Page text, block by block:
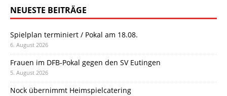
NEUESTE BEITRÄGE
Spielplan terminiert / Pokal am 18.08.
6. August 2026
Frauen im DFB-Pokal gegen den SV Eutingen
5. August 2026
Nock übernimmt Heimspielcatering